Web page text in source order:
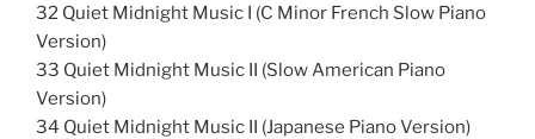
32 Quiet Midnight Music I (C Minor French Slow Piano
Version)
33 Quiet Midnight Music II (Slow American Piano
Version)
34 Quiet Midnight Music II (Japanese Piano Version)